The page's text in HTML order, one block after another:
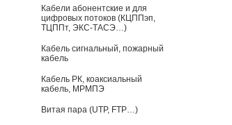
Кабели абонентские и для
цифровых потоков (КЦППэп,
ТЦППт, ЭКС-ТАСЭ…)
Кабель сигнальный, пожарный
кабель
Кабель РК, коаксиальный
кабель, МРМПЭ
Витая пара (UTP, FTP…)